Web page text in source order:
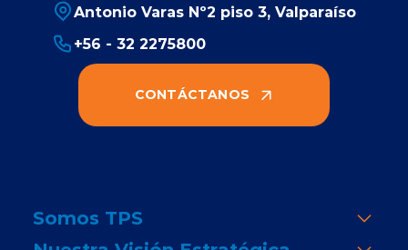
Antonio Varas Nº2 piso 3, Valparaíso
+56 - 32 2275800
CONTÁCTANOS
Somos TPS